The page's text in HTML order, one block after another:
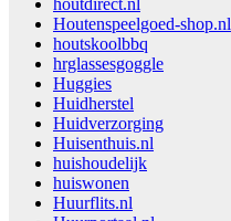
houtdirect.nl
Houtenspeelgoed-shop.nl
houtskoolbbq
hrglassesgoggle
Huggies
Huidherstel
Huidverzorging
Huisenthuis.nl
huishoudelijk
huiswonen
Huurflits.nl